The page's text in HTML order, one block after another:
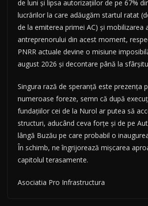
de luni și lipsa autorizațiilor de pe 67%
lucrărilor la care adăugăm startul ratat
de la emiterea primei AC) și mobilizarea
antreprenorului din acest moment,
PNRR actuale devine o misiune
august 2026 și decontare până la
Singura rază de speranță este prezența
numeroase foreze, semn că după
fundațiilor cei de la Nurol ar putea să
structuri, aducând ceva forțe și de pe
lângă Buzău pe care probabil o
În schimb, ne îngrijorează mișcarea
capitolul terasamente.
Asociatia Pro Infrastructura